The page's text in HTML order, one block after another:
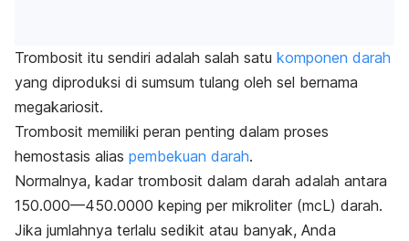
Trombosit itu sendiri adalah salah satu komponen darah
yang diproduksi di sumsum tulang oleh sel bernama
megakariosit.
Trombosit memiliki peran penting dalam proses
hemostasis alias pembekuan darah.
Normalnya, kadar trombosit dalam darah adalah antara
150.000—450.0000 keping per mikroliter (mcL) darah.
Jika jumlahnya terlalu sedikit atau banyak, Anda